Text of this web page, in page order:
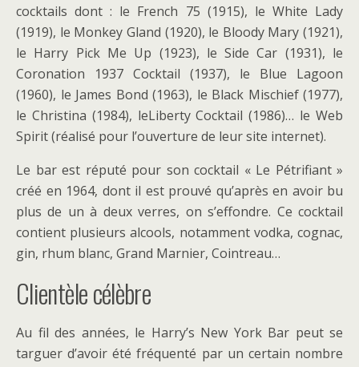
cocktails dont : le French 75 (1915), le White Lady
(1919), le Monkey Gland (1920), le Bloody Mary (1921),
le Harry Pick Me Up (1923), le Side Car (1931), le
Coronation 1937 Cocktail (1937), le Blue Lagoon
(1960), le James Bond (1963), le Black Mischief (1977),
le Christina (1984), leLiberty Cocktail (1986)… le Web
Spirit (réalisé pour l’ouverture de leur site internet).
Le bar est réputé pour son cocktail « Le Pétrifiant »
créé en 1964, dont il est prouvé qu’après en avoir bu
plus de un à deux verres, on s’effondre. Ce cocktail
contient plusieurs alcools, notamment vodka, cognac,
gin, rhum blanc, Grand Marnier, Cointreau…
Clientèle célèbre
Au fil des années, le Harry’s New York Bar peut se
targuer d’avoir été fréquenté par un certain nombre